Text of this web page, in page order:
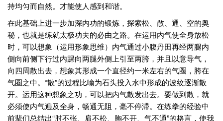
持均匀而自然。才能使人感到和谐。
在此基础上进一步加深内功的锻炼，探索松、散、通、空的奥
秘，也就是练就太极功夫的必由之路。在运用内气使全身放松
时，可以想象（运用形象思维）内气通过小腹丹田再经两腿内
侧向前侧下行过内踝向两腿外侧上引至两胯，并且以意导气，
向四周散出去，想象其形成一个直径约一米左右的气圈，胯在
气圈之中。“散”的过程比喻为石头投入水中形成的波纹逐渐散
开。运用这种想象之功，可以把内气散发出去。要做到散，就
必须使内气遍及全身，畅通无阻，毫不停滞。在练拳的经验中
前辈们总结出“肘不张、肩不松、胸不开、气不通”的格言，使我